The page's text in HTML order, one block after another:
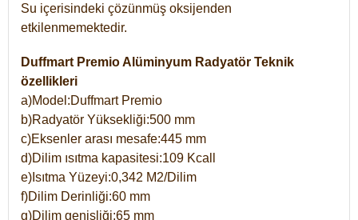
Su içerisindeki çözünmüş oksijenden
etkilenmemektedir.
Duffmart Premio Alüminyum Radyatör Teknik
özellikleri
a)Model:Duffmart Premio
b)Radyatör Yüksekliği:500 mm
c)Eksenler arası mesafe:445 mm
d)Dilim ısıtma kapasitesi:109 Kcall
e)Isıtma Yüzeyi:0,342 M2/Dilim
f)Dilim Derinliği:60 mm
g)Dilim genişliği:65 mm